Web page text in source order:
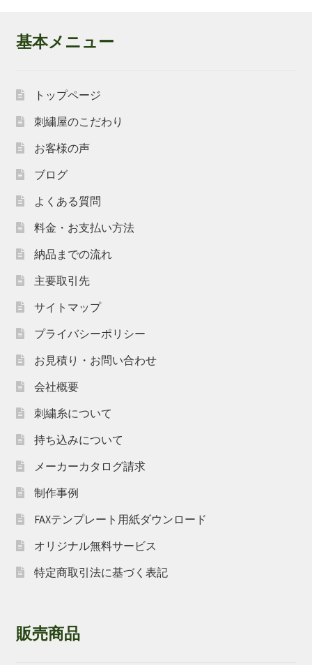
基本メニュー
トップページ
刺繍屋のこだわり
お客様の声
ブログ
よくある質問
料金・お支払い方法
納品までの流れ
主要取引先
サイトマップ
プライバシーポリシー
お見積り・お問い合わせ
会社概要
刺繍糸について
持ち込みについて
メーカーカタログ請求
制作事例
FAXテンプレート用紙ダウンロード
オリジナル無料サービス
特定商取引法に基づく表記
販売商品